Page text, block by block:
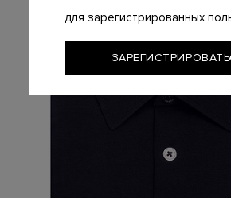
для зарегистрированных